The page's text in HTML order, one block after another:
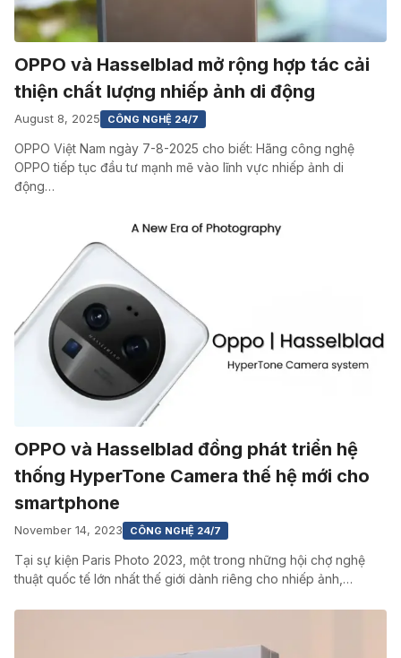
OPPO và Hasselblad mở rộng hợp tác cải
thiện chất lượng nhiếp ảnh di động
August 8, 2025 CÔNG NGHỆ 24/7
OPPO Việt Nam ngày 7-8-2025 cho biết: Hãng công nghệ
OPPO tiếp tục đầu tư mạnh mẽ vào lĩnh vực nhiếp ảnh di
động…
OPPO và Hasselblad đồng phát triển hệ
thống HyperTone Camera thế hệ mới cho
smartphone
November 14, 2023 CÔNG NGHỆ 24/7
Tại sự kiện Paris Photo 2023, một trong những hội chợ nghệ
thuật quốc tế lớn nhất thế giới dành riêng cho nhiếp ảnh,…